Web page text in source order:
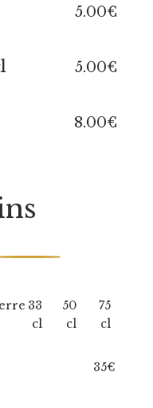
5.00€
5.00€
8.00€
33
cl
50
cl
75
cl
35€